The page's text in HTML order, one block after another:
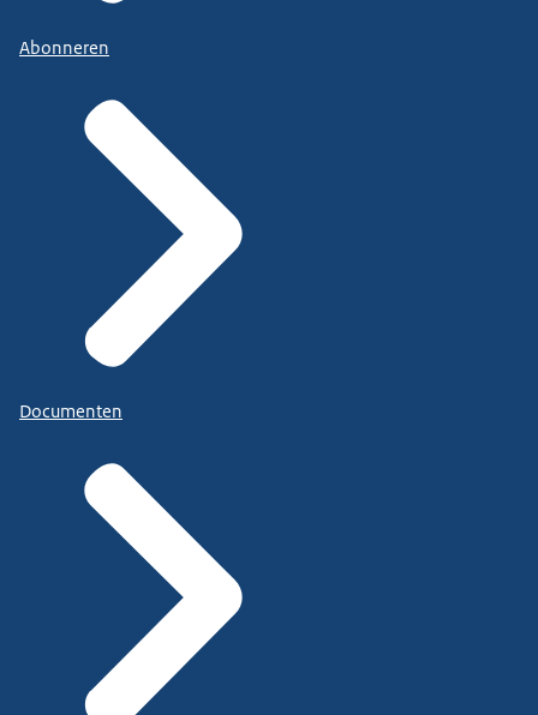
Abonneren
Documenten